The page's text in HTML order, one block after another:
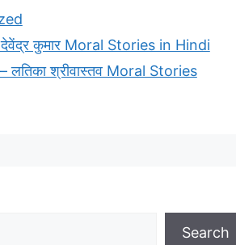
देवेंद्र कुमार Moral Stories in Hindi
लतिका श्रीवास्तव Moral Stories
Search